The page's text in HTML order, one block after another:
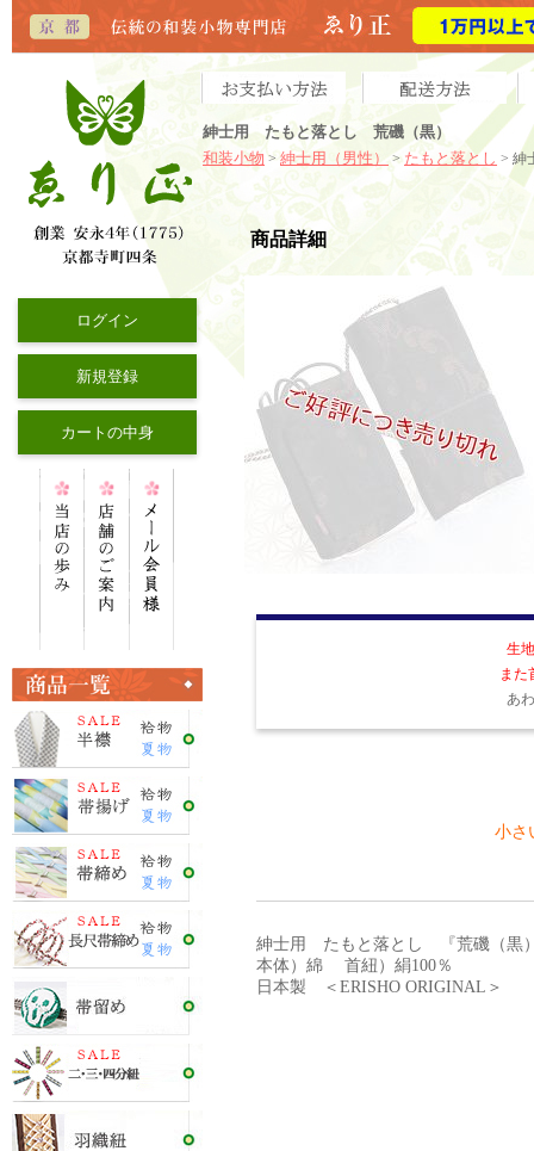
紳士用 たもと落とし 荒磯（黒）
和装小物 > 紳士用（男性） > たもと落とし > 紳
ログイン
新規登録
カートの中身
商品詳細
生
また
あ
小さ
紳士用 たもと落とし 『荒磯（黒
本体）綿 首紐）絹100％
日本製 ＜ERISHO ORIGINAL＞